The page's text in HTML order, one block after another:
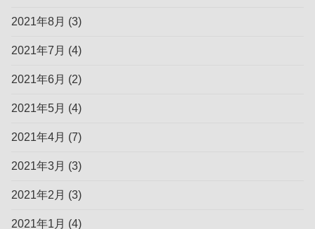
2021年8月 (3)
2021年7月 (4)
2021年6月 (2)
2021年5月 (4)
2021年4月 (7)
2021年3月 (3)
2021年2月 (3)
2021年1月 (4)